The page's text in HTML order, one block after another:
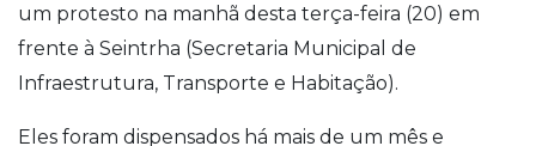
um protesto na manhã desta terça-feira (20) em
frente à Seintrha (Secretaria Municipal de
Infraestrutura, Transporte e Habitação).
Eles foram dispensados há mais de um mês e